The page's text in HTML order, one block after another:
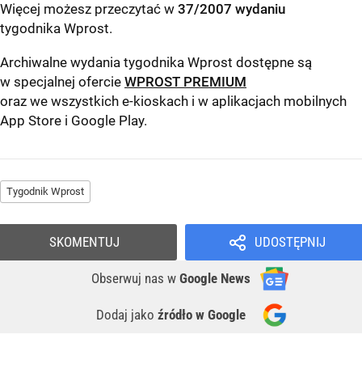
Więcej możesz przeczytać w 37/2007 wydaniu
tygodnika Wprost.
Archiwalne wydania tygodnika Wprost dostępne są
w specjalnej ofercie WPROST PREMIUM
oraz we wszystkich e-kioskach i w aplikacjach mobilnych
App Store i Google Play.
Tygodnik Wprost
UDOSTĘPNIJ
Obserwuj nas w Google News
Dodaj jako źródło w Google
SKOMENTUJ